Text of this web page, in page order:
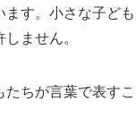
す。小さな子ども
ません。
ちが言葉で表すこ